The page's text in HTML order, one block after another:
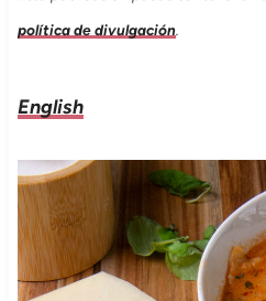
política de divulgación.
English